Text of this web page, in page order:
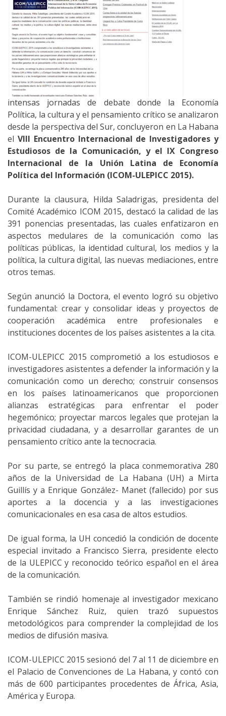
intensas jornadas de debate donde la Economía
Política, la cultura y el pensamiento crítico se analizaron
desde la perspectiva del Sur, concluyeron en La Habana
el VIII Encuentro Internacional de Investigadores y
Estudiosos de la Comunicación, y el IX Congreso
Internacional de la Unión Latina de Economía
Política del Información (ICOM-ULEPICC 2015).
Durante la clausura, Hilda Saladrigas, presidenta del
Comité Académico ICOM 2015, destacó la calidad de las
391 ponencias presentadas, las cuales enfatizaron en
aspectos medulares de la comunicación como las
políticas públicas, la identidad cultural, los medios y la
política, la cultura digital, las nuevas mediaciones, entre
otros temas.
Según anunció la Doctora, el evento logró su objetivo
fundamental: crear y consolidar ideas y proyectos de
cooperación académica entre profesionales e
instituciones docentes de los países asistentes a la cita.
ICOM-ULEPICC 2015 comprometió a los estudiosos e
investigadores asistentes a defender la información y la
comunicación como un derecho; construir consensos
en los países latinoamericanos que proporcionen
alianzas estratégicas para enfrentar el poder
hegemónico; proyectar marcos legales que protejan la
privacidad ciudadana, y a desarrollar garantes de un
pensamiento crítico ante la tecnocracia.
Por su parte, se entregó la placa conmemorativa 280
años de la Universidad de La Habana (UH) a Mirta
Guillís y a Enrique González- Manet (fallecido) por sus
aportes a la docencia y a las investigaciones
comunicacionales en esa casa de altos estudios.
De igual forma, la UH concedió la condición de docente
especial invitado a Francisco Sierra, presidente electo
de la ULEPICC y reconocido teórico español en el área
de la comunicación.
También se rindió homenaje al investigador mexicano
Enrique Sánchez Ruiz, quien trazó supuestos
metodológicos para comprender la complejidad de los
medios de difusión masiva.
ICOM-ULEPICC 2015 sesionó del 7 al 11 de diciembre en
el Palacio de Convenciones de La Habana, y contó con
más de 600 participantes procedentes de África, Asia,
América y Europa.